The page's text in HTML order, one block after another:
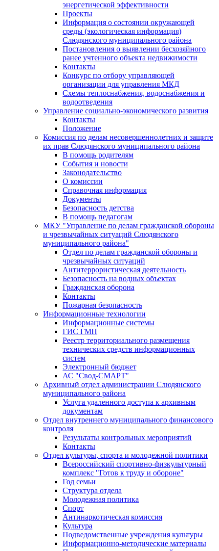
энергетической эффективности
Проекты
Информация о состоянии окружающей
среды (экологическая информация)
Слюдянского муниципального района
Постановления о выявлении бесхозяйного
ранее учтенного объекта недвижимости
Контакты
Конкурс по отбору управляющей
организации для управления МКД
Схемы теплоснабжения, водоснабжения и
водоотведения
Управление социально-экономического развития
Контакты
Положение
Комиссия по делам несовершеннолетних и защите
их прав Слюдянского муниципального района
В помощь родителям
События и новости
Законодательство
О комиссии
Справочная информация
Документы
Безопасность детства
В помощь педагогам
МКУ "Управление по делам гражданской обороны
и чрезвычайных ситуаций Слюдянского
муниципального района"
Отдел по делам гражданской обороны и
чрезвычайных ситуаций
Антитеррористическая деятельность
Безопасность на водных объектах
Гражданская оборона
Контакты
Пожарная безопасность
Информационные технологии
Информационные системы
ГИС ГМП
Реестр территориального размещения
технических средств информационных
систем
Электронный бюджет
АС "Свод-СМАРТ"
Архивный отдел администрации Слюдянского
муниципального района
Услуга удаленного доступа к архивным
документам
Отдел внутреннего муниципального финансового
контроля
Результаты контрольных мероприятий
Контакты
Отдел культуры, спорта и молодежной политики
Всероссийский спортивно-физкультурный
комплекс "Готов к труду и обороне"
Год семьи
Структура отдела
Молодежная политика
Спорт
Антинаркотическая комиссия
Культура
Подведомственные учреждения культуры
Информационно-методические материалы